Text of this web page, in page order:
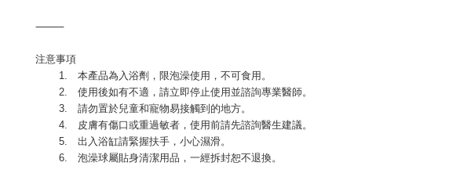
⸻
注意事項
1.
本產品為入浴劑，限泡澡使用，不可食用。
2.
使用後如有不適，請立即停止使用並諮詢專業醫師。
3.
請勿置於兒童和寵物易接觸到的地方。
4.
皮膚有傷口或重過敏者，使用前請先諮詢醫生建議。
5.
出入浴缸請緊握扶手，小心濕滑。
6.
泡澡球屬貼身清潔用品，一經拆封恕不退換。